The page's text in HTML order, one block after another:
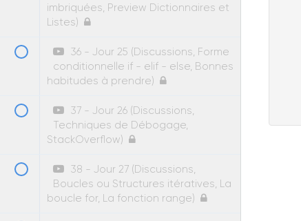
imbriquées, Preview Dictionnaires et
Listes)
36 - Jour 25 (Discussions, Forme
conditionnelle if - elif - else, Bonnes
habitudes à prendre)
37 - Jour 26 (Discussions,
Techniques de Débogage,
StackOverflow)
38 - Jour 27 (Discussions,
Boucles ou Structures itératives, La
boucle for, La fonction range)